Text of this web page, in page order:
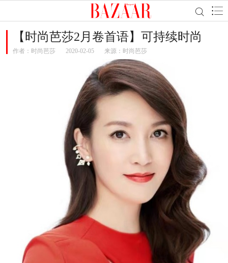
【时尚芭莎2月卷首语】可持续时尚
作者： 时尚芭莎 2020-02-05 来源：时尚芭莎